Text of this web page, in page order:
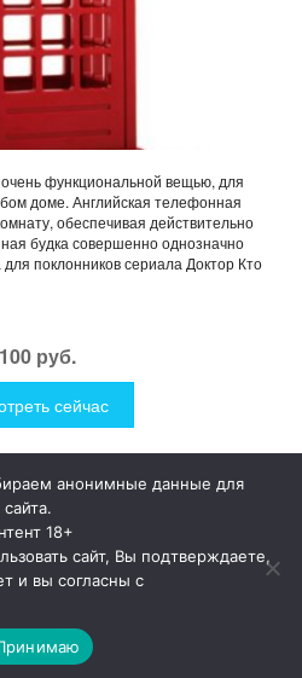
функциональной вещью, для
доме. Английская телефонная
обеспечивая действительно
будка совершенно однозначно
поклонников сериала Доктор Кто
руб.
сейчас
и прикольные подарки для
уникальные и необычные
разработки, а так же
анонимные данные для
18+
сайт, Вы подтверждаете,
и вы согласны с